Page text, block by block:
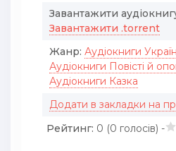
Завантажити
Завантажити .torrent
Жанр: Аудіокниги
Аудіокниги Повісті й
Аудіокниги Казка
Додати в закладки на
Рейтинг: 0 (0 голосів) -